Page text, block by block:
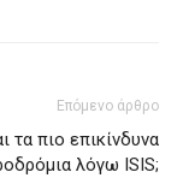
Επόμενο άρθρο
τα πιο επικίνδυνα
λόγω ISIS;